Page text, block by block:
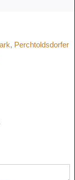
, Perchtoldsdorfer